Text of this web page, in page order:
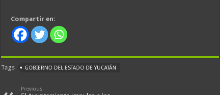
Compartir en:
Tags GOBIERNO DEL ESTADO DE YUCATÁN
Previous